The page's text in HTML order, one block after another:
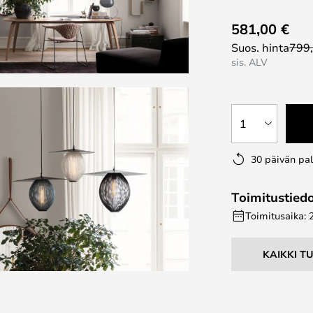
581,00 €
Suos. hinta
sis. ALV
1
30 päivän
Toimitusaika:
KAIKKI